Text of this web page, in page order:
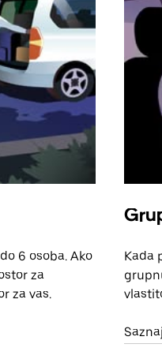
6 osoba. Ako
za
za vas.
Kada